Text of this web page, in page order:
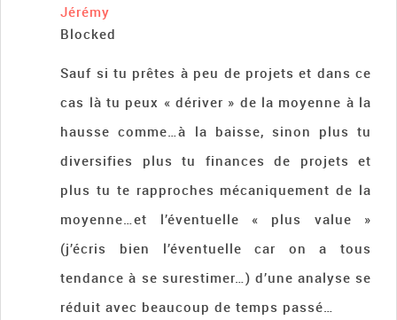
Jérémy
Blocked
Sauf si tu prêtes à peu de projets et dans ce
cas là tu peux « dériver » de la moyenne à la
hausse comme…à la baisse, sinon plus tu
diversifies plus tu finances de projets et
plus tu te rapproches mécaniquement de la
moyenne…et l’éventuelle « plus value »
(j’écris bien l’éventuelle car on a tous
tendance à se surestimer…) d’une analyse se
réduit avec beaucoup de temps passé…